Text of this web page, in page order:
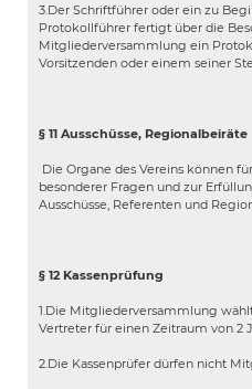
3.Der Schriftführer oder ein zu
Protokollführer fertigt über die
Mitgliederversammlung ein
Vorsitzenden oder einem seiner
§ 11 Ausschüsse, Regionalbeiräte
Die Organe des Vereins können
besonderer Fragen und zur
Ausschüsse, Referenten und
§ 12 Kassenprüfung
1.Die Mitgliederversammlung
Vertreter für einen Zeitraum von 2
2.Die Kassenprüfer dürfen nicht